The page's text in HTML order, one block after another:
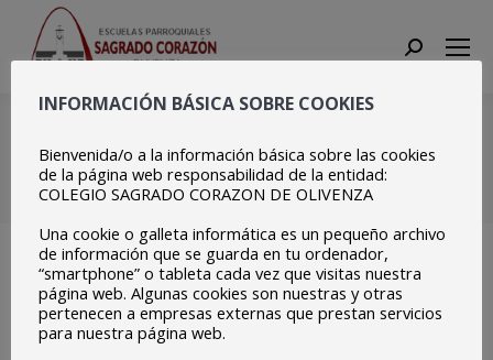
Search:
Copia de
20210225_141718
Estás aquí:
Inicio Copia de 20210225_141718
INFORMACIÓN BÁSICA SOBRE COOKIES
Bienvenida/o a la información básica sobre las cookies
de la página web responsabilidad de la entidad:
COLEGIO SAGRADO CORAZON DE OLIVENZA
Una cookie o galleta informática es un pequeño archivo
de información que se guarda en tu ordenador,
“smartphone” o tableta cada vez que visitas nuestra
página web. Algunas cookies son nuestras y otras
pertenecen a empresas externas que prestan servicios
para nuestra página web.